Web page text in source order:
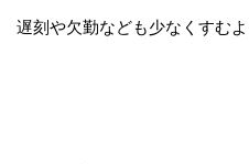
遅刻や欠勤なども少なくすむ